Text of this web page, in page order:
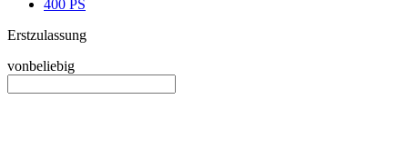
400 PS
Erstzulassung
vonbeliebig